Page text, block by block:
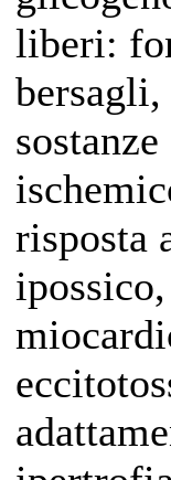
liberi:
bersagli,
risposta